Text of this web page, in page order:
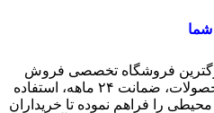
شما
فروشگاه تخصصی فروش
فرش در کشور، در کنار تنوع محصولات، ضمانت ۲۴ ماهه، استفاده
محیطی را فراهم نموده تا خریداران